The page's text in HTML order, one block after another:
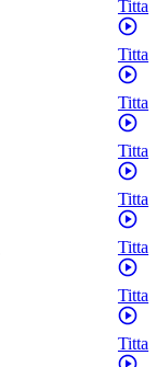
Titta
Titta
Titta
Titta
Titta
Titta
Titta
Titta